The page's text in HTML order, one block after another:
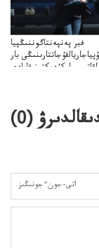
فبر پەنپەنتاگوننىڭپيا
بار
(
0
)